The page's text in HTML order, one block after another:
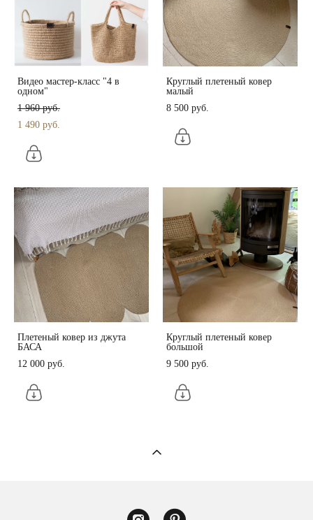
Видео мастер-класс "4 в
одном"
1 960 pуб.
1 490 pуб.
Круглый плетеный ковер
малый
8 500 pуб.
Плетеный ковер из джута
БАСА
12 000 pуб.
Круглый плетеный ковер
большой
9 500 pуб.